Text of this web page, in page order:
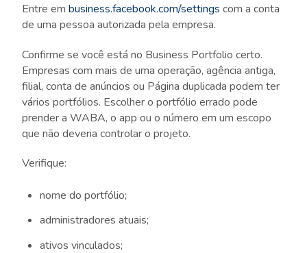
Entre em business.facebook.com/settings com a conta
de uma pessoa autorizada pela empresa.
Confirme se você está no Business Portfolio certo.
Empresas com mais de uma operação, agência antiga,
filial, conta de anúncios ou Página duplicada podem ter
vários portfólios. Escolher o portfólio errado pode
prender a WABA, o app ou o número em um escopo
que não deveria controlar o projeto.
Verifique:
nome do portfólio;
administradores atuais;
ativos vinculados;